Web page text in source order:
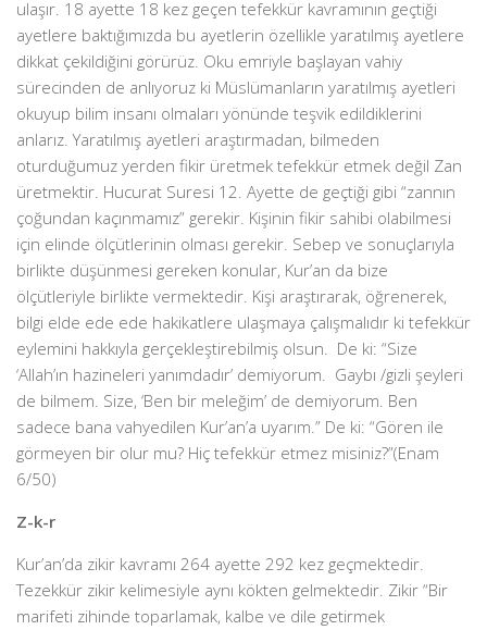
ulaşır. 18 ayette 18 kez geçen tefekkür kavramının geçtiği
ayetlere baktığımızda bu ayetlerin özellikle yaratılmış ayetlere
dikkat çekildiğini görürüz. Oku emriyle başlayan vahiy
sürecinden de anlıyoruz ki Müslümanların yaratılmış ayetleri
okuyup bilim insanı olmaları yönünde teşvik edildiklerini
anlarız. Yaratılmış ayetleri araştırmadan, bilmeden
oturduğumuz yerden fikir üretmek tefekkür etmek değil Zan
üretmektir. Hucurat Suresi 12. Ayette de geçtiği gibi “zannın
çoğundan kaçınmamız” gerekir. Kişinin fikir sahibi olabilmesi
için elinde ölçütlerinin olması gerekir. Sebep ve sonuçlarıyla
birlikte düşünmesi gereken konular, Kur’an da bize
ölçütleriyle birlikte vermektedir. Kişi araştırarak, öğrenerek,
bilgi elde ede ede hakikatlere ulaşmaya çalışmalıdır ki tefekkür
eylemini hakkıyla gerçekleştirebilmiş olsun. De ki: “Size
‘Allah’ın hazineleri yanımdadır’ demiyorum. Gaybı /gizli şeyleri
de bilmem. Size, ‘Ben bir meleğim’ de demiyorum. Ben
sadece bana vahyedilen Kur’an’a uyarım.” De ki: “Gören ile
görmeyen bir olur mu? Hiç tefekkür etmez misiniz?”(Enam
6/50)
Z-k-r
Kur’an’da zikir kavramı 264 ayette 292 kez geçmektedir.
Tezekkür zikir kelimesiyle aynı kökten gelmektedir. Zikir “Bir
marifeti zihinde toparlamak, kalbe ve dile getirmek